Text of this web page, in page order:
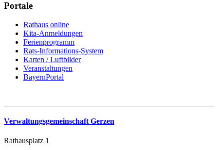
Portale
Rathaus online
Kita-Anmeldungen
Ferienprogramm
Rats-Informations-System
Karten / Luftbilder
Veranstaltungen
BayernPortal
Verwaltungsgemeinschaft Gerzen
Rathausplatz 1